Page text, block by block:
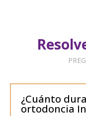
¿Cuánto
ortodoncia